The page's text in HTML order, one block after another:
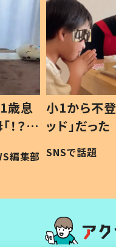
歳息
？」
編集部
小1から不登
ッド」だっ
作り続け
#令和の子
SNSで話題